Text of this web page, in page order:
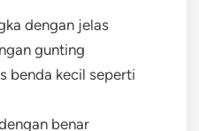
dengan jelas
gunting
benda kecil seperti
benar